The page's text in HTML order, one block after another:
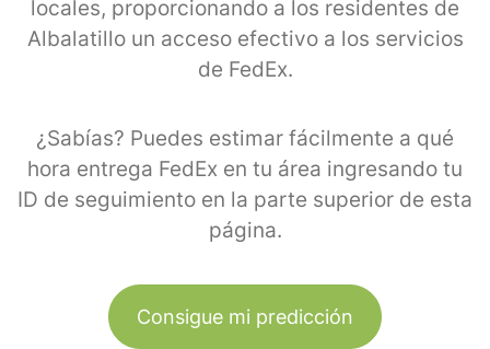
locales, proporcionando a los residentes de
Albalatillo un acceso efectivo a los servicios
de FedEx.
¿Sabías? Puedes estimar fácilmente a qué
hora entrega FedEx en tu área ingresando tu
ID de seguimiento en la parte superior de esta
página.
Consigue mi predicción